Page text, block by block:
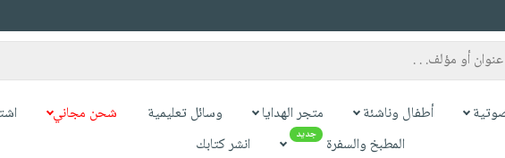
أطفال وناشئة متجر الهدايا وسائل تعليمية شحن مجاني
المطبخ والسفرة جديد
انشر كتابك